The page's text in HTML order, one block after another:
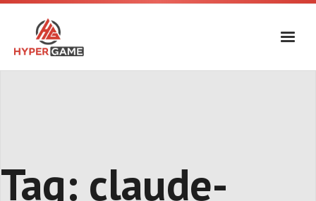
Skip
Tag: claude-